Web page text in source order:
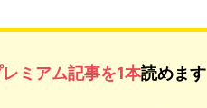
レミアム記事を1本読めます